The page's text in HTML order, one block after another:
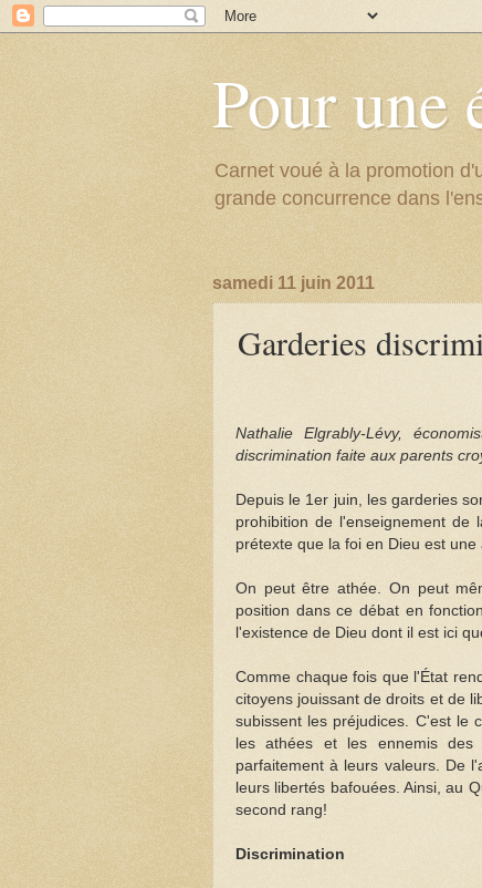
Pour une
Carnet voué à la promotion
grande concurrence dans
samedi 11 juin 2011
Garderies
Nathalie Elgrably-Lévy,
discrimination faite aux parents
Depuis le 1er juin, les garderies
prohibition de l'enseignement de
prétexte que la foi en Dieu est
On peut être athée. On peut
position dans ce débat en
l'existence de Dieu dont il est ici
Comme chaque fois que l'État
citoyens jouissant de droits et de
subissent les préjudices. C'est le
les athées et les ennemis
parfaitement à leurs valeurs. De
leurs libertés bafouées. Ainsi, au
second rang!
Discrimination